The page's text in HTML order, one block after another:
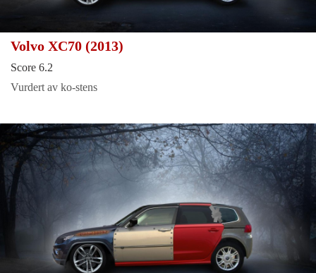
Volvo XC70 (2013)
Score 6.2
Vurdert av ko-stens